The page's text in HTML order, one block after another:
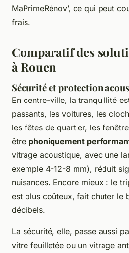
MaPrimeRénov’, ce qui peut
frais.
Comparatif des
à Rouen
Sécurité et protection
En centre-ville, la tranquillité
passants, les voitures, les
les fêtes de quartier, les
être phoniquement
vitrage acoustique, avec une
exemple 4-12-8 mm), réduit
nuisances. Encore mieux : le
est plus coûteux, fait chuter le
décibels.
La sécurité, elle, passe aussi
vitre feuilletée ou un vitrage